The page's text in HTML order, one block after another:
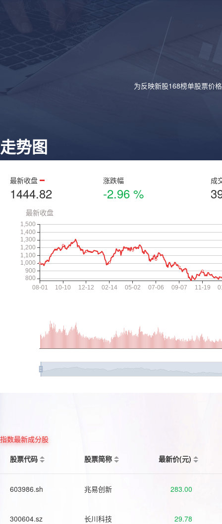
为反映新股168榜单股票价
走势图
最新收盘
1444.82
涨跌幅
-2.96 %
成
指数最新成分股
股票代码
股票简称 最新价(元)
603986.sh 兆易创新 283.00
300604.sz 长川科技 29.78